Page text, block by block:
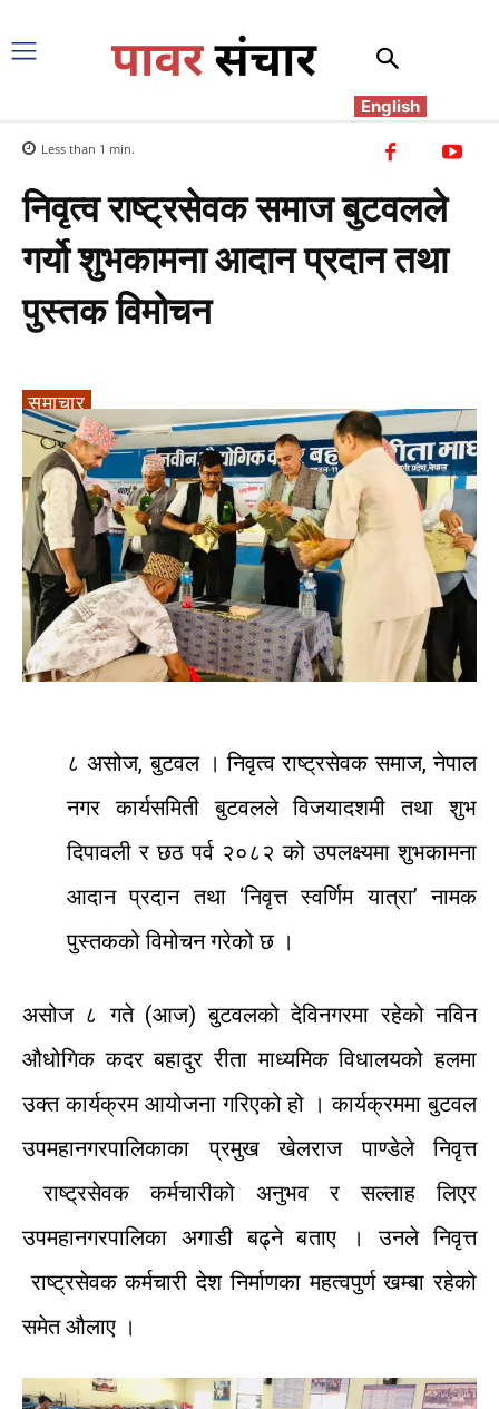
English
Less than 1 min.
निवृत्व राष्ट्रसेवक समाज बुटवलले
गर्यो शुभकामना आदान प्रदान तथा
पुस्तक विमोचन
समाचार
८ असोज, बुटवल । निवृत्व राष्ट्रसेवक समाज, नेपाल
नगर कार्यसमिती बुटवलले विजयादशमी तथा शुभ
दिपावली र छठ पर्व २०८२ को उपलक्ष्यमा शुभकामना
आदान प्रदान तथा ‘निवृत्त स्वर्णिम यात्रा’ नामक
पुस्तकको विमोचन गरेको छ ।
असोज ८ गते (आज) बुटवलको देविनगरमा रहेको नविन
औधोगिक कदर बहादुर रीता माध्यमिक विधालयको हलमा
उक्त कार्यक्रम आयोजना गरिएको हो । कार्यक्रममा बुटवल
उपमहानगरपालिकाका प्रमुख खेलराज पाण्डेले निवृत्त
राष्ट्रसेवक कर्मचारीको अनुभव र सल्लाह लिएर
उपमहानगरपालिका अगाडी बढ्ने बताए । उनले निवृत्त
राष्ट्रसेवक कर्मचारी देश निर्माणका महत्वपुर्ण खम्बा रहेको
समेत औलाए ।